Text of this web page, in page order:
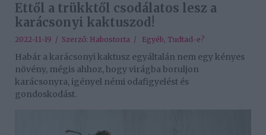
Ettől a trükktől csodálatos lesz a
karácsonyi kaktuszod!
2022-11-19 / Szerző: Habostorta / Egyéb, Tudtad-e?
Habár a karácsonyi kaktusz egyáltalán nem egy kényes
növény, mégis ahhoz, hogy virágba boruljon
karácsonyra, igényel némi odafigyelést és
gondoskodást.